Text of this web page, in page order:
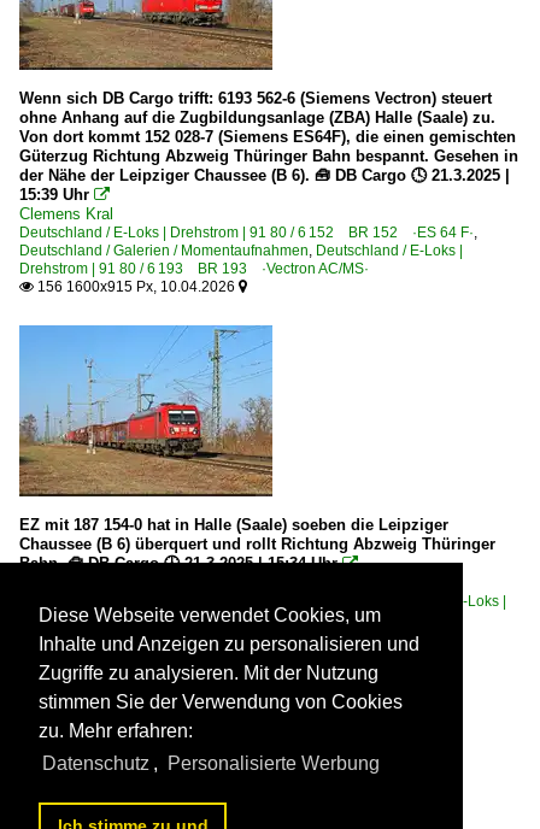
Wenn sich DB Cargo trifft: 6193 562-6 (Siemens Vectron) steuert
ohne Anhang auf die Zugbildungsanlage (ZBA) Halle (Saale) zu.
Von dort kommt 152 028-7 (Siemens ES64F), die einen gemischten
Güterzug Richtung Abzweig Thüringer Bahn bespannt. Gesehen in
der Nähe der Leipziger Chaussee (B 6). 🧰 DB Cargo 🕓 21.3.2025 |
15:39 Uhr 
Clemens Kral
Deutschland / E-Loks | Drehstrom | 91 80 / 6 152 BR 152 ·ES 64 F·
Deutschland / Galerien / Momentaufnahmen Deutschland / E-Loks |
Drehstrom | 91 80 / 6 193 BR 193 ·Vectron AC/MS·
 156 1600x915 Px, 10.04.2026 
EZ mit 187 154-0 hat in Halle (Saale) soeben die Leipziger
Chaussee (B 6) überquert und rollt Richtung Abzweig Thüringer
Bahn. 🧰 DB Cargo 🕓 21.3.2025 | 15:34 Uhr 
Deutschland / E-Loks |
Drehstrom | 91 80 / 6 187 BR 187 ·Traxx AC3·
135 1500x1015 Px, 10.04.2026 
Diese Webseite verwendet Cookies, um
Inhalte und Anzeigen zu personalisieren und
Zugriffe zu analysieren. Mit der Nutzung
stimmen Sie der Verwendung von Cookies
zu. Mehr erfahren:
Datenschutz , Personalisierte Werbung